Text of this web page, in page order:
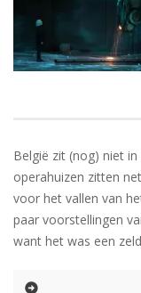
België zit (nog) niet
operahuizen zitten
voor het vallen van
paar voorstellingen
want het was een